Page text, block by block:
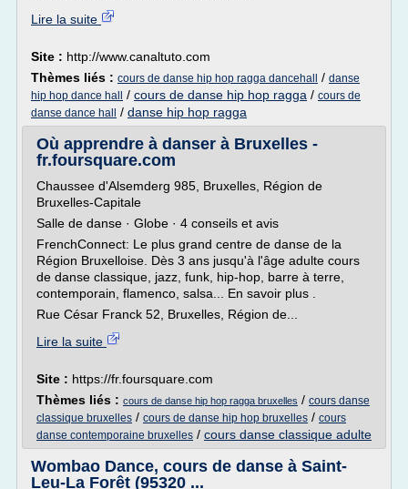
Lire la suite
Site : http://www.canaltuto.com
Thèmes liés : cours de danse hip hop ragga dancehall / danse
hip hop dance hall
/ cours de danse hip hop ragga / cours de
danse dance hall
/ danse hip hop ragga
Où apprendre à danser à Bruxelles -
fr.foursquare.com
Chaussee d'Alsemderg 985, Bruxelles, Région de
Bruxelles-Capitale
Salle de danse · Globe · 4 conseils et avis
FrenchConnect: Le plus grand centre de danse de la
Région Bruxelloise. Dès 3 ans jusqu'à l'âge adulte cours
de danse classique, jazz, funk, hip-hop, barre à terre,
contemporain, flamenco, salsa... En savoir plus .
Rue César Franck 52, Bruxelles, Région de...
Lire la suite
Site : https://fr.foursquare.com
Thèmes liés : cours de danse hip hop ragga bruxelles / cours danse
classique bruxelles / cours de danse hip hop bruxelles / cours
danse contemporaine bruxelles / cours danse classique adulte
Wombao Dance, cours de danse à Saint-
Leu-La Forêt (95320 ...